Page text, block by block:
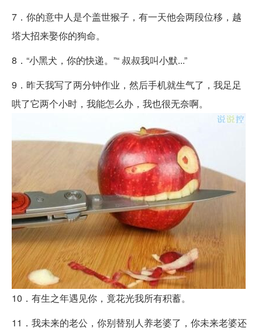
7．你的意中人是个盖世猴子，有一天他会两段位移，越
塔大招来娶你的狗命。
8．“小黑犬，你的快递。”“ 叔叔我叫小默...”
9．昨天我写了两分钟作业，然后手机就生气了，我足足
哄了它两个小时，我能怎么办，我也很无奈啊。
10．有生之年遇见你，竟花光我所有积蓄。
11．我未来的老公，你别替别人养老婆了，你未来老婆还